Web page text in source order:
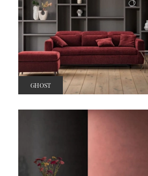
GHOST